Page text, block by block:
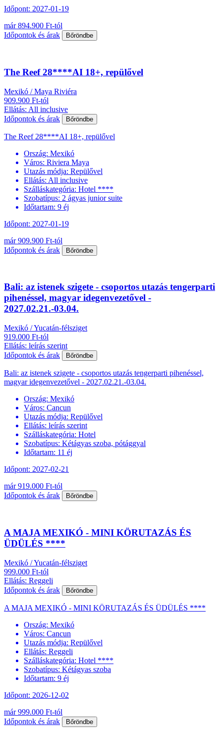
Időpont: 2027-01-19
már 894.900 Ft-tól
Időpontok és árak
Bőröndbe
The Reef 28****AI 18+, repülővel
Mexikó / Maya Riviéra
909.900 Ft-tól
Ellátás: All inclusive
Időpontok és árak
Bőröndbe
The Reef 28****AI 18+, repülővel
Ország: Mexikó
Város: Riviera Maya
Utazás módja: Repülővel
Ellátás: All inclusive
Szálláskategória: Hotel ****
Szobatípus: 2 ágyas junior suite
Időtartam: 9 éj
Időpont: 2027-01-19
már 909.900 Ft-tól
Időpontok és árak
Bőröndbe
Bali: az istenek szigete - csoportos utazás tengerparti
pihenéssel, magyar idegenvezetővel -
2027.02.21.-03.04.
Mexikó / Yucatán-félsziget
919.000 Ft-tól
Ellátás: leírás szerint
Időpontok és árak
Bőröndbe
Bali: az istenek szigete - csoportos utazás tengerparti pihenéssel,
magyar idegenvezetővel - 2027.02.21.-03.04.
Ország: Mexikó
Város: Cancun
Utazás módja: Repülővel
Ellátás: leírás szerint
Szálláskategória: Hotel
Szobatípus: Kétágyas szoba, pótággyal
Időtartam: 11 éj
Időpont: 2027-02-21
már 919.000 Ft-tól
Időpontok és árak
Bőröndbe
A MAJA MEXIKÓ - MINI KÖRUTAZÁS ÉS
ÜDÜLÉS ****
Mexikó / Yucatán-félsziget
999.000 Ft-tól
Ellátás: Reggeli
Időpontok és árak
Bőröndbe
A MAJA MEXIKÓ - MINI KÖRUTAZÁS ÉS ÜDÜLÉS ****
Ország: Mexikó
Város: Cancun
Utazás módja: Repülővel
Ellátás: Reggeli
Szálláskategória: Hotel ****
Szobatípus: Kétágyas szoba
Időtartam: 9 éj
Időpont: 2026-12-02
már 999.000 Ft-tól
Időpontok és árak
Bőröndbe